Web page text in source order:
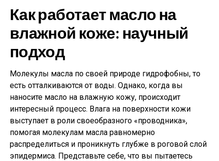
Как работает масло на
влажной коже: научный
подход
Молекулы масла по своей природе гидрофобны, то
есть отталкиваются от воды. Однако, когда вы
наносите масло на влажную кожу, происходит
интересный процесс. Влага на поверхности кожи
выступает в роли своеобразного «проводника»,
помогая молекулам масла равномерно
распределиться и проникнуть глубже в роговой слой
эпидермиса. Представьте себе, что вы пытаетесь